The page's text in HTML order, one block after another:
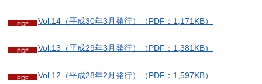
Vol.14（平成30年3月発行）（PDF：1,171KB）
Vol.13（平成29年3月発行）（PDF：1,381KB）
Vol.12（平成28年2月発行）（PDF：1,597KB）